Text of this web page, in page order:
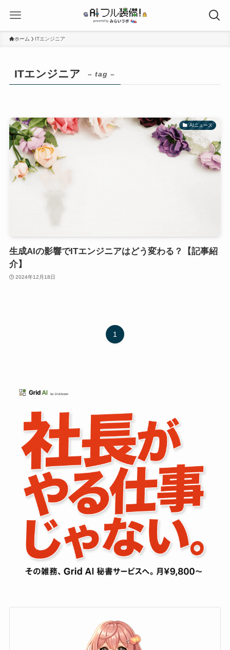
ホーム ITエンジニア
ITエンジニア – tag –
AIニュース
生成AIの影響でITエンジニアはどう変わる？【記事紹
介】
2024年12月18日
1